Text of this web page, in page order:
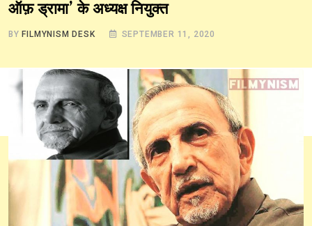
ऑफ़ ड्रामा’ के अध्यक्ष नियुक्त
BY FILMYNISM DESK SEPTEMBER 11, 2020